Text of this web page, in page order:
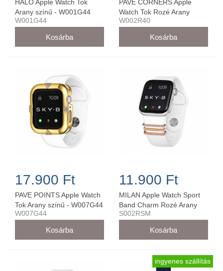
HALO Apple Watch Tok
Arany színű - W001G44
W001G44
PAVE CORNERS Apple
Watch Tok Rozé Arany
színű - W002R40
W002R40
17.900 Ft
PAVE POINTS Apple Watch
Tok Arany színű - W007G44
W007G44
11.900 Ft
MILAN Apple Watch Sport
Band Charm Rozé Arany
38MM/40MM - S002RSM
S002RSM
ingyenes szállítás